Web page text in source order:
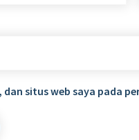
situs web saya pada